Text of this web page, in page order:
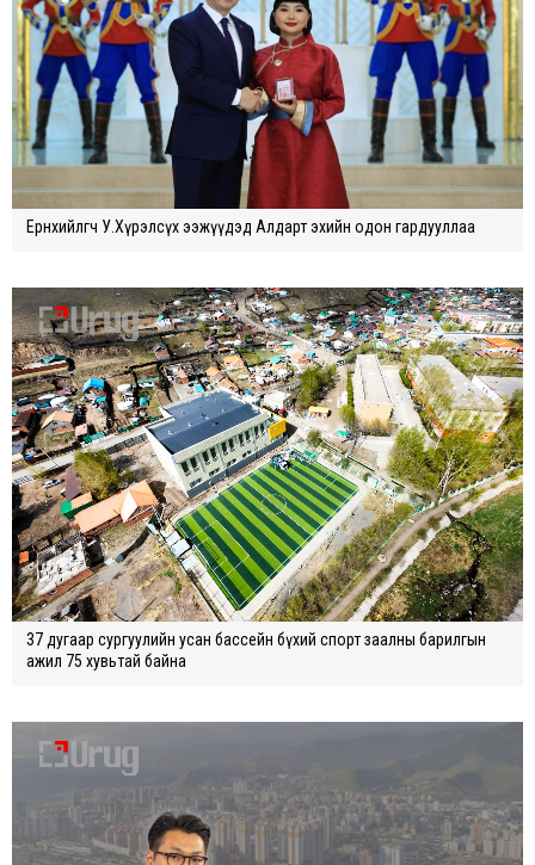
Ерөнхийлөгч У.Хүрэлсүх ээжүүдэд Алдарт эхийн одон гардууллаа
37 дугаар сургуулийн усан бассейн бүхий спорт заалны барилгын
ажил 75 хувьтай байна